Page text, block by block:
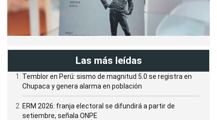
Las más leídas
Temblor en Perú: sismo de magnitud 5.0 se registra en
Chupaca y genera alarma en población
ERM 2026: franja electoral se difundirá a partir de
setiembre, señala ONPE